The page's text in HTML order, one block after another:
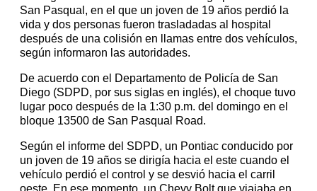
San Pasqual, en el que un joven de 19 años perdió la
vida y dos personas fueron trasladadas al hospital
después de una colisión en llamas entre dos vehículos,
según informaron las autoridades.
De acuerdo con el Departamento de Policía de San
Diego (SDPD, por sus siglas en inglés), el choque tuvo
lugar poco después de la 1:30 p.m. del domingo en el
bloque 13500 de San Pasqual Road.
Según el informe del SDPD, un Pontiac conducido por
un joven de 19 años se dirigía hacia el este cuando el
vehículo perdió el control y se desvió hacia el carril
oeste. En ese momento, un Chevy Bolt que viajaba en